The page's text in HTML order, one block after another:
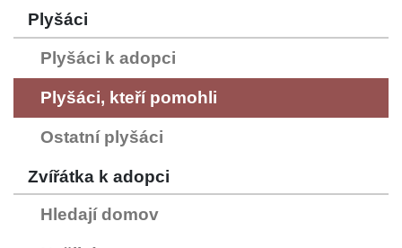
Plyšáci
Plyšáci k adopci
Plyšáci, kteří pomohli
Ostatní plyšáci
Zvířátka k adopci
Hledají domov